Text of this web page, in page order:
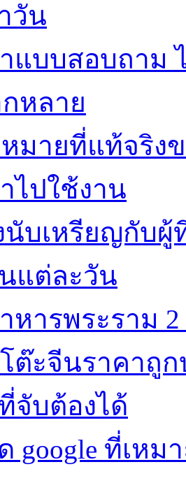
วัน
แบบสอบถาม
หลาย
มายที่แท้จริงข
ไปใช้งาน
นับเหรียญกับ
แต่ละวัน
หารพระราม
ต๊ะจีนราคาถู
จับต้องได้
google ที่เห